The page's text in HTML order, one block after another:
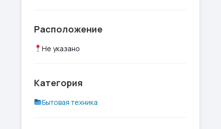
Расположение
Не указано
Категория
Бытовая техника